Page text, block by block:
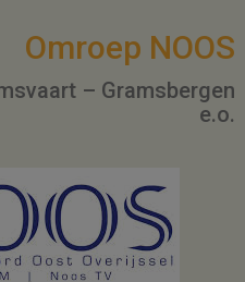
Omroep NOOS
– Gramsbergen
e.o.